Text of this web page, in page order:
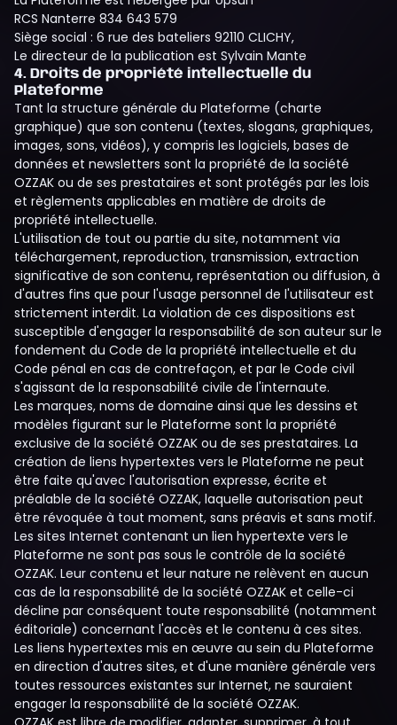
RCS Nanterre 834 643 579
Siège social : 6 rue des bateliers 92110 CLICHY,
Le directeur de la publication est Sylvain Mante
4. Droits de propriété intellectuelle du
Plateforme
Tant la structure générale du Plateforme (charte
graphique) que son contenu (textes, slogans, graphiques,
images, sons, vidéos), y compris les logiciels, bases de
données et newsletters sont la propriété de la société
OZZAK ou de ses prestataires et sont protégés par les lois
et règlements applicables en matière de droits de
propriété intellectuelle.
L'utilisation de tout ou partie du site, notamment via
téléchargement, reproduction, transmission, extraction
significative de son contenu, représentation ou diffusion, à
d'autres fins que pour l'usage personnel de l'utilisateur est
strictement interdit. La violation de ces dispositions est
susceptible d'engager la responsabilité de son auteur sur le
fondement du Code de la propriété intellectuelle et du
Code pénal en cas de contrefaçon, et par le Code civil
s'agissant de la responsabilité civile de l'internaute.
Les marques, noms de domaine ainsi que les dessins et
modèles figurant sur le Plateforme sont la propriété
exclusive de la société OZZAK ou de ses prestataires. La
création de liens hypertextes vers le Plateforme ne peut
être faite qu'avec l'autorisation expresse, écrite et
préalable de la société OZZAK, laquelle autorisation peut
être révoquée à tout moment, sans préavis et sans motif.
Les sites Internet contenant un lien hypertexte vers le
Plateforme ne sont pas sous le contrôle de la société
OZZAK. Leur contenu et leur nature ne relèvent en aucun
cas de la responsabilité de la société OZZAK et celle-ci
décline par conséquent toute responsabilité (notamment
éditoriale) concernant l'accès et le contenu à ces sites.
Les liens hypertextes mis en œuvre au sein du Plateforme
en direction d'autres sites, et d'une manière générale vers
toutes ressources existantes sur Internet, ne sauraient
engager la responsabilité de la société OZZAK.